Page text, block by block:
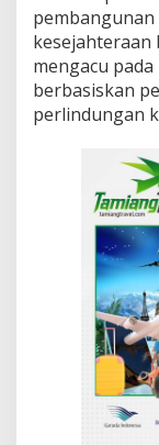
kesejahteraan
mengacu
berbasiskan
perlindungan